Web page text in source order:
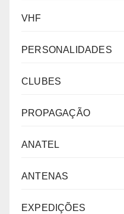
VHF
PERSONALIDADES
CLUBES
PROPAGAÇÃO
ANATEL
ANTENAS
EXPEDIÇÕES